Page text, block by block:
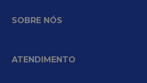
SOBRE NÓS
ATENDIMENTO